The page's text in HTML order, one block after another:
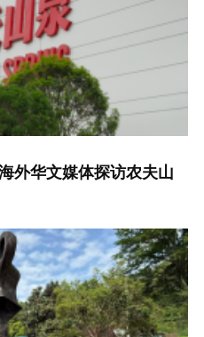
外华文媒体探访农夫山